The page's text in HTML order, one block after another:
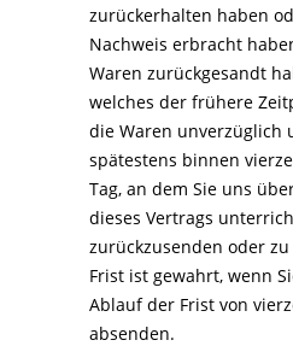
zurückerhalten haben
Nachweis erbracht
Waren zurückgesandt
welches der frühere
die Waren unverzüglich
spätestens binnen
Tag, an dem Sie uns
dieses Vertrags
zurückzusenden oder
Frist ist gewahrt, wenn
Ablauf der Frist von
absenden.